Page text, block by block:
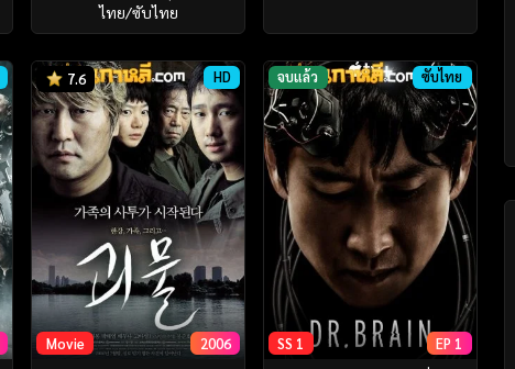
ไทย/ซับไทย
7.6 HD
Movie 2006
จบแล้ว ซับไทย
SS 1 EP 1